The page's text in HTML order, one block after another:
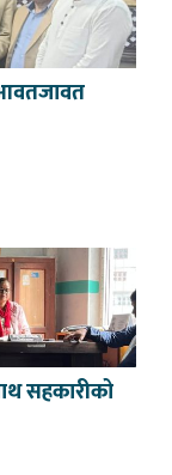
आवतजावत
सहकारीको